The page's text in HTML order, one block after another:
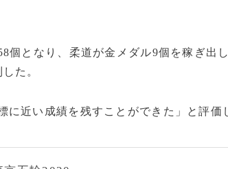
となり、柔道が金メダル9個を稼ぎ出
た。
近い成績を残すことができた」と評価